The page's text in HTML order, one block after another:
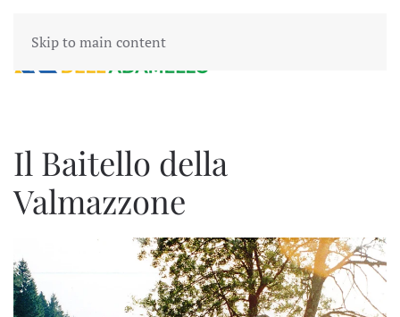
Skip to main content
Il Baitello della
Valmazzone